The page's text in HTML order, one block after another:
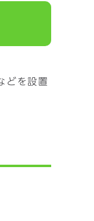
どを設置